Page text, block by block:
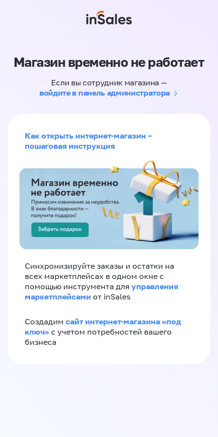
Магазин временно не работает
Если вы сотрудник магазина —
войдите в панель администратора
Как открыть интернет-магазин –
пошаговая инструкция
Синхронизируйте заказы и остатки на
всех маркетплейсах в одном окне с
помощью инструмента для управления
маркетплейсами от inSales
Создадим сайт интернет-магазина «под
ключ» с учетом потребностей вашего
бизнеса